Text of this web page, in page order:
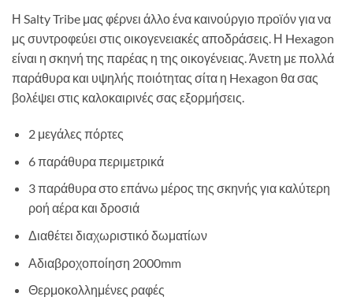
Η Salty Tribe μας φέρνει άλλο ένα καινούργιο προϊόν για να
μς συντροφεύει στις οικογενειακές αποδράσεις. Η Hexagon
είναι η σκηνή της παρέας η της οικογένειας. Άνετη με πολλά
παράθυρα και υψηλής ποιότητας σίτα η Hexagon θα σας
βολέψει στις καλοκαιρινές σας εξορμήσεις.
2 μεγάλες πόρτες
6 παράθυρα περιμετρικά
3 παράθυρα στο επάνω μέρος της σκηνής για καλύτερη
ροή αέρα και δροσιά
Διαθέτει διαχωριστικό δωματίων
Αδιαβροχοποίηση 2000mm
Θερμοκολλημένες ραφές